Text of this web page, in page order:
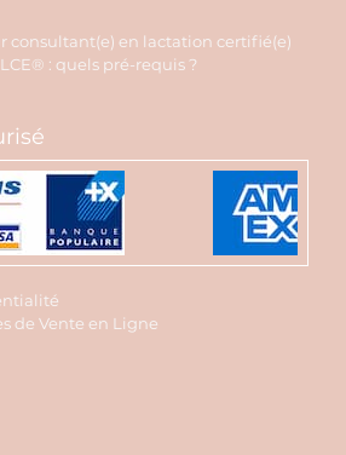
consultant(e) en lactation certifié(e)
: quels pré-requis ?
de Vente en Ligne